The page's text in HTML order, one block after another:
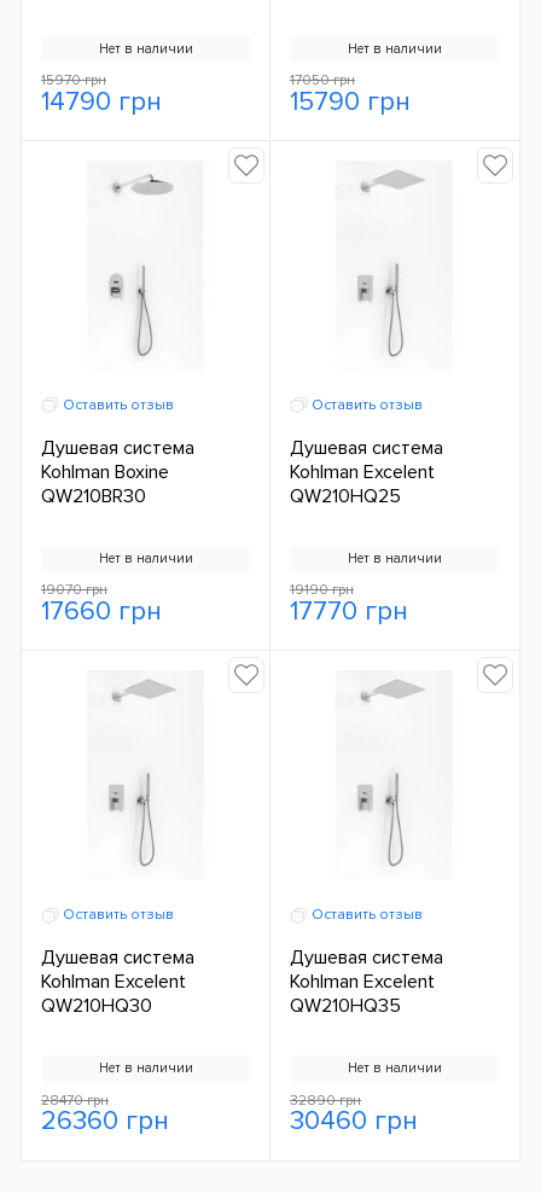
Нет в наличии
15970 грн
14790 грн
Нет в наличии
17050 грн
15790 грн
Оставить отзыв
Душевая система
Kohlman Boxine
QW210BR30
Нет в наличии
19070 грн
17660 грн
Оставить отзыв
Душевая система
Kohlman Excelent
QW210HQ25
Нет в наличии
19190 грн
17770 грн
Оставить отзыв
Душевая система
Kohlman Excelent
QW210HQ30
Нет в наличии
28470 грн
26360 грн
Оставить отзыв
Душевая система
Kohlman Excelent
QW210HQ35
Нет в наличии
32890 грн
30460 грн